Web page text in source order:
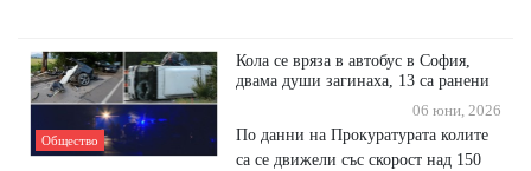
Общество
Кола се вряза в автобус в София,
двама души загинаха, 13 са ранени
06 юни, 2026
По данни на Прокуратурата колите
са се движели със скорост над 150